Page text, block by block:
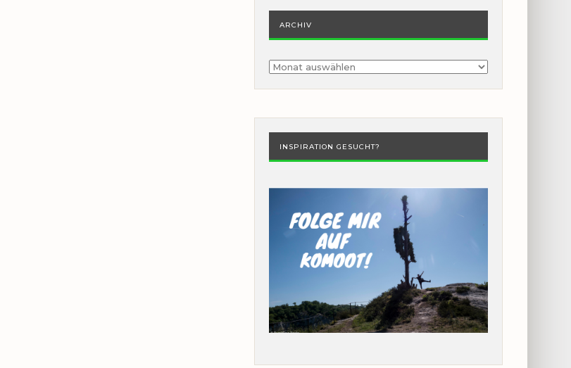
ARCHIV
Archiv
INSPIRATION GESUCHT?